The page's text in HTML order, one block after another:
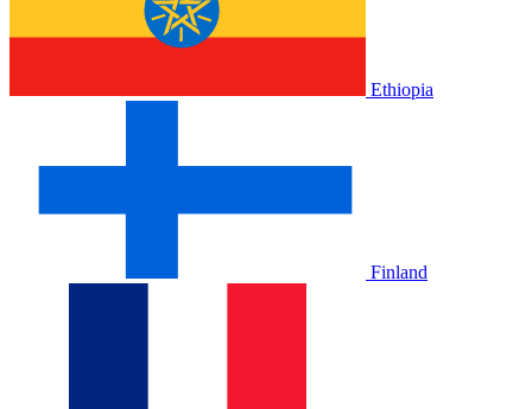
Ethiopia
Finland